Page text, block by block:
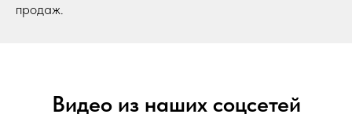
продаж.
Видео из наших соцсетей